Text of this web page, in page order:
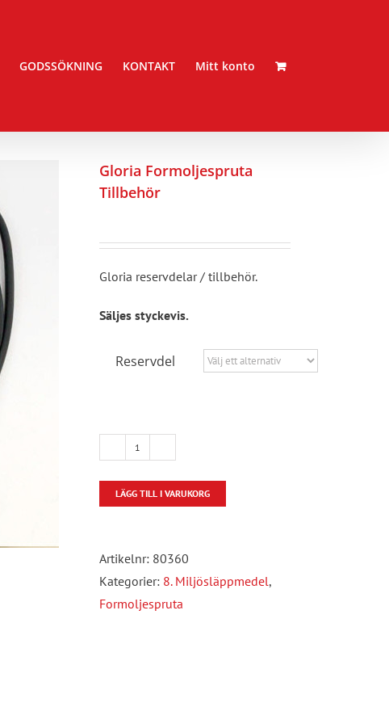
GODSSÖKNING KONTAKT Mitt konto
Gloria Formoljespruta
Tillbehör
Gloria reservdelar / tillbehör.
Säljes styckevis.
Reservdel
Gloria
Formoljespruta
Tillbehör
LÄGG TILL I VARUKORG
Artikelnr: 80360
Kategorier: 8. Miljösläppmedel,
Formoljespruta